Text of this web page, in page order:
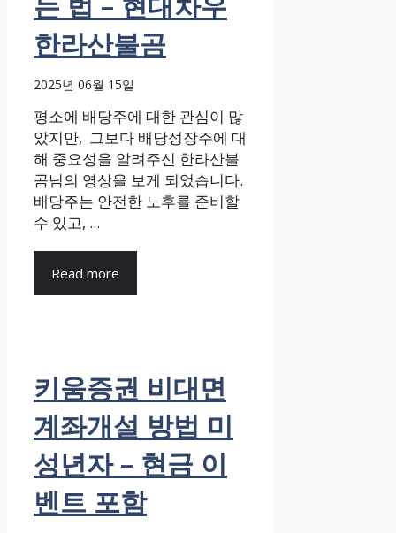
한라산불곰
2025년 06월 15일
평소에 배당주에 대한 관심이 많
았지만, 그보다 배당성장주에 대
해 중요성을 알려주신 한라산불
곰님의 영상을 보게 되었습니다.
배당주는 안전한 노후를 준비할
수 있고, ...
Read more
키움증권 비대면
계좌개설 방법 미
성년자 – 현금 이
벤트 포함